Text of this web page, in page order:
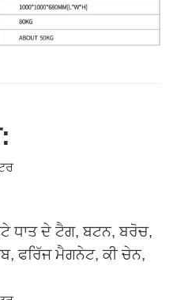
ਧਾਤ ਦੇ ਟੈਗ, ਬਟਨ, ਬਰੋਚ,
ਫਰਿੱਜ ਮੈਗਨੇਟ, ਕੀ ਚੇਨ,